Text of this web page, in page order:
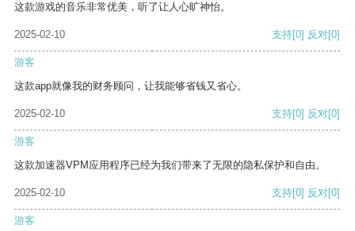
这款游戏的音乐非常优美，听了让人心旷神怡。
2025-02-10 支持[0] 反对[0]
游客
这款app就像我的财务顾问，让我能够省钱又省心。
2025-02-10 支持[0] 反对[0]
游客
这款加速器VPM应用程序已经为我们带来了无限的隐私保护和自由。
2025-02-10 支持[0] 反对[0]
游客